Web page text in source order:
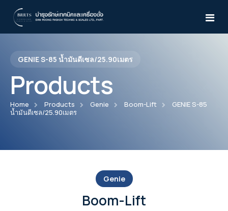
Home
About Us
Products
Pro-Flo® Series
GENIE S-85 น้ำมันดีเซล/25.90เมตร
Products
Home Products Genie Boom-Lift
GENIE S-85
น้ำมันดีเซล/25.90เมตร
Genie
Boom-Lift